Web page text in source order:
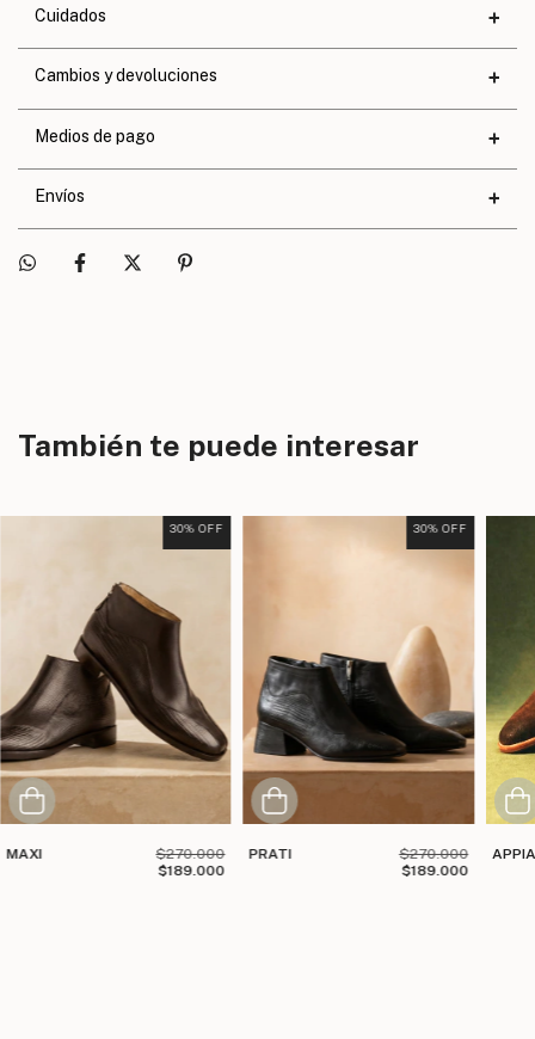
Cuero
Altura de taco
3,3 cm.
Altura de base
0,8 cm.
Calce
Exacto
Cuidados
Cambios y devoluciones
Medios de pago
Envíos
También te puede interesar
30% OFF
MAXI
$270.000
$189.000
30% OFF
PRATI
$270.000
$189.000